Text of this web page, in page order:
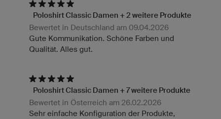
Poloshirt Classic Damen + 2 weitere Produkte
Bewertet in Deutschland am 09.04.2026
Gute Kommunikation. Schöne Farben und
Qualität. Alles gut.
Poloshirt Classic Damen + 7 weitere Produkte
Bewertet in Österreich am 26.02.2026
Sehr einfache Konfiguration der Produkte,